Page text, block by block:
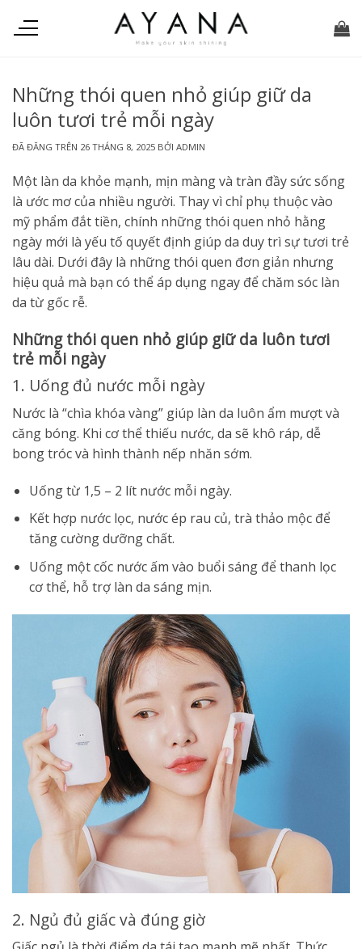
đến
Những thói quen nhỏ giúp giữ da
luôn tươi trẻ mỗi ngày
ĐÃ ĐĂNG TRÊN 26 THÁNG 8, 2025 BỞI ADMIN
Một làn da khỏe mạnh, mịn màng và tràn đầy sức sống
là ước mơ của nhiều người. Thay vì chỉ phụ thuộc vào
mỹ phẩm đắt tiền, chính những thói quen nhỏ hằng
ngày mới là yếu tố quyết định giúp da duy trì sự tươi trẻ
lâu dài. Dưới đây là những thói quen đơn giản nhưng
hiệu quả mà bạn có thể áp dụng ngay để chăm sóc làn
da từ gốc rễ.
Những thói quen nhỏ giúp giữ da luôn tươi
trẻ mỗi ngày
1. Uống đủ nước mỗi ngày
Nước là “chìa khóa vàng” giúp làn da luôn ẩm mượt và
căng bóng. Khi cơ thể thiếu nước, da sẽ khô ráp, dễ
bong tróc và hình thành nếp nhăn sớm.
Uống từ 1,5 – 2 lít nước mỗi ngày.
Kết hợp nước lọc, nước ép rau củ, trà thảo mộc để
tăng cường dưỡng chất.
Uống một cốc nước ấm vào buổi sáng để thanh lọc
cơ thể, hỗ trợ làn da sáng mịn.
2. Ngủ đủ giấc và đúng giờ